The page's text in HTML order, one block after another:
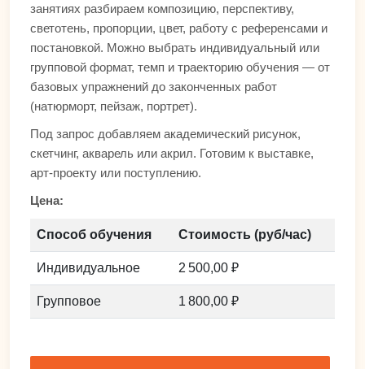
занятиях разбираем композицию, перспективу,
светотень, пропорции, цвет, работу с референсами и
постановкой. Можно выбрать индивидуальный или
групповой формат, темп и траекторию обучения — от
базовых упражнений до законченных работ
(натюрморт, пейзаж, портрет).
Под запрос добавляем академический рисунок,
скетчинг, акварель или акрил. Готовим к выставке,
арт-проекту или поступлению.
Цена:
Способ обучения Стоимость (руб/час)
Индивидуальное 2 500,00 ₽
Групповое 1 800,00 ₽